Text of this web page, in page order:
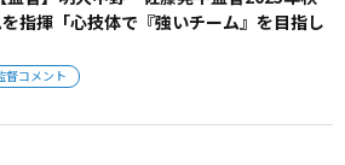
指揮「心技体で『強いチーム』を目指し
督コメント